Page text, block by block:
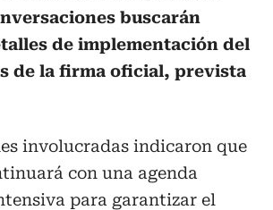
buscarán
de implementación del
de la firma oficial, prevista
involucradas indicaron que
con una agenda
para garantizar el